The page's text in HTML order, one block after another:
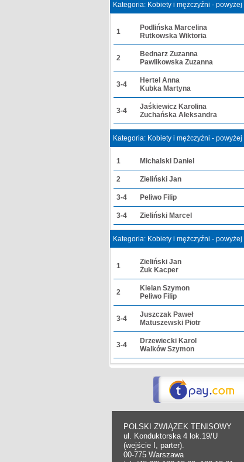
Kategoria: Kobiety i mężczyźni -
1
Podlińska Marcelina
Rutkowska Wiktoria
2
Bednarz Zuzanna
Pawlikowska Zuzanna
3-4
Hertel Anna
Kubka Martyna
3-4
Jaśkiewicz Karolina
Zuchańska Aleksandra
Kategoria: Kobiety i mężczyźni -
1 Michalski Daniel
2 Zieliński Jan
3-4 Peliwo Filip
3-4 Zieliński Marcel
Kategoria: Kobiety i mężczyźni -
1
Zieliński Jan
Żuk Kacper
2
Kielan Szymon
Peliwo Filip
3-4
Juszczak Paweł
Matuszewski Piotr
3-4
Drzewiecki Karol
Walków Szymon
POLSKI ZWIĄZEK TENISOWY
ul. Konduktorska 4 lok.19/U
(wejście I, parter).
00-775 Warszawa